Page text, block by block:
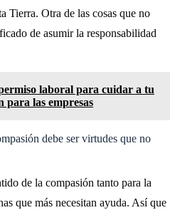
Tierra. Otra de las cosas que no
de asumir la responsabilidad
laboral para cuidar a tu
para las empresas
debe ser virtudes que no
de la compasión tanto para la
que más necesitan ayuda. Así que